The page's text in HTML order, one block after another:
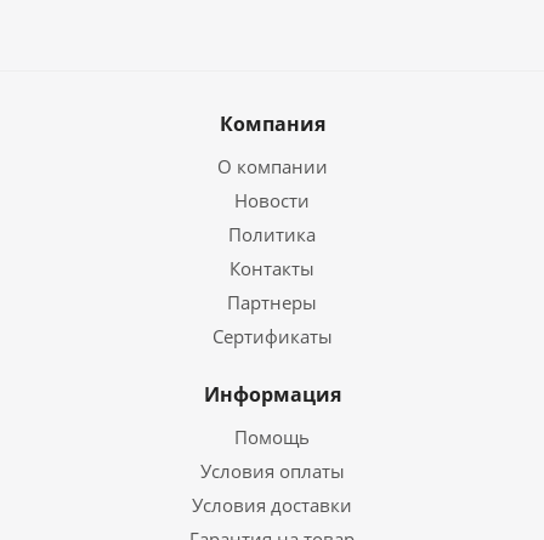
Компания
О компании
Новости
Политика
Контакты
Партнеры
Сертификаты
Информация
Помощь
Условия оплаты
Условия доставки